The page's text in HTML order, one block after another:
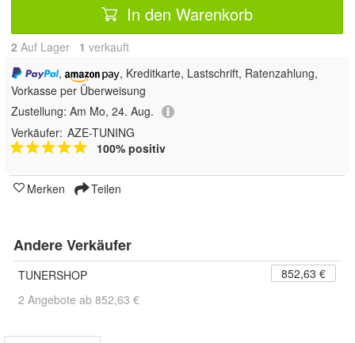
In den Warenkorb
2 Auf Lager 1 verkauft
,
, Kreditkarte, Lastschrift, Ratenzahlung,
Vorkasse per Überweisung
Zustellung: Am Mo, 24. Aug.
Verkäufer: AZE-TUNING
100% positiv
Merken Teilen
Andere Verkäufer
TUNERSHOP
852,63 €
2 Angebote ab 852,63 €